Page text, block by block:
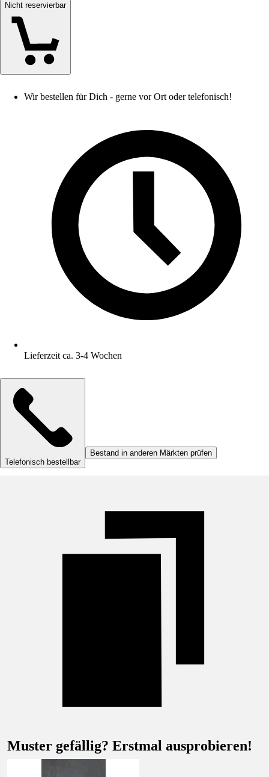
Nicht reservierbar
Wir bestellen für Dich - gerne vor Ort oder telefonisch!
Lieferzeit ca. 3-4 Wochen
Telefonisch bestellbar
Bestand in anderen Märkten prüfen
Muster gefällig? Erstmal ausprobieren!